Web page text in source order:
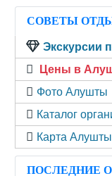
СОВЕТЫ
Экскурсии
Цены в
Фото Алушты
Каталог
Карта Алушты
ПОСЛЕДНИЕ